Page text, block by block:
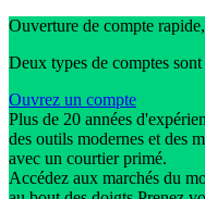
Ouverture de compte
Deux types de comptes
Ouvrez un compte
Plus de 20 années
des outils modernes et des
avec un courtier primé.
Accédez aux marchés du